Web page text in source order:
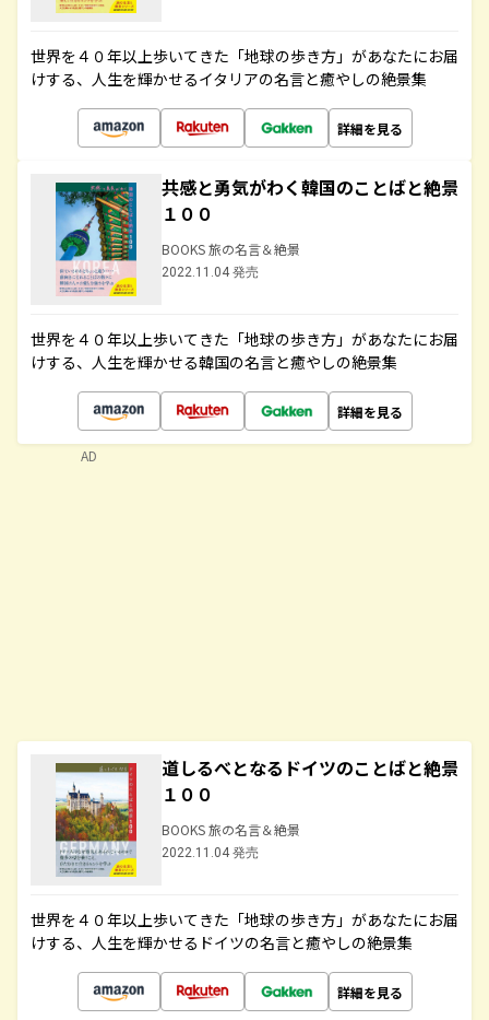
世界を４０年以上歩いてきた「地球の歩き方」があなたにお届
けする、人生を輝かせるイタリアの名言と癒やしの絶景集
詳細を見る
共感と勇気がわく韓国のことばと絶景
１００
BOOKS 旅の名言＆絶景
2022.11.04 発売
世界を４０年以上歩いてきた「地球の歩き方」があなたにお届
けする、人生を輝かせる韓国の名言と癒やしの絶景集
詳細を見る
道しるべとなるドイツのことばと絶景
１００
BOOKS 旅の名言＆絶景
2022.11.04 発売
世界を４０年以上歩いてきた「地球の歩き方」があなたにお届
けする、人生を輝かせるドイツの名言と癒やしの絶景集
詳細を見る
AD